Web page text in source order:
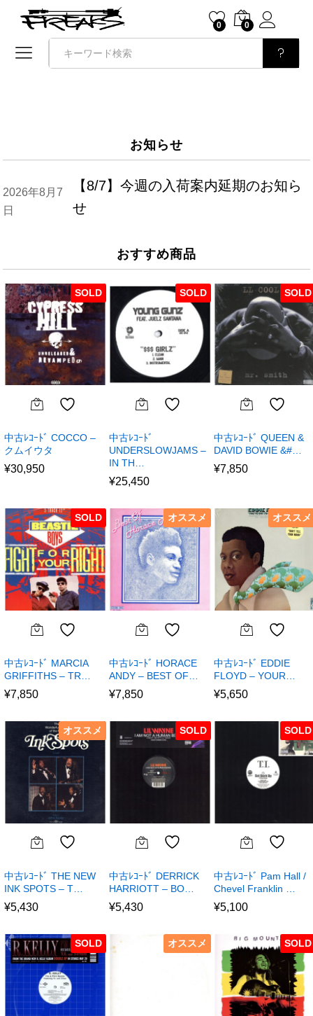
0 0
お知らせ
【8/7】今週の入荷案内延期のお知ら
せ
2026年8月7
日
おすすめ商品
SOLD
中古ﾚｺｰﾄﾞ COCCO –
クムイウタ
¥30,950
SOLD
中古ﾚｺｰﾄﾞ
UNDERSLOWJAMS –
IN TH…
¥25,450
SOLD
中古ﾚｺｰﾄﾞ QUEEN &
DAVID BOWIE &#…
¥7,850
SOLD
中古ﾚｺｰﾄﾞ MARCIA
GRIFFITHS – TR…
¥7,850
オススメ
中古ﾚｺｰﾄﾞ HORACE
ANDY – BEST OF…
¥7,850
オススメ
中古ﾚｺｰﾄﾞ EDDIE
FLOYD – YOUR…
¥5,650
オススメ
中古ﾚｺｰﾄﾞ THE NEW
INK SPOTS – T…
¥5,430
SOLD
中古ﾚｺｰﾄﾞ DERRICK
HARRIOTT – BO…
¥5,430
SOLD
中古ﾚｺｰﾄﾞ Pam Hall /
Chevel Franklin …
¥5,100
SOLD オススメ SOLD